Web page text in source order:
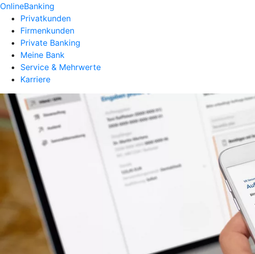
OnlineBanking
Privatkunden
Firmenkunden
Private Banking
Meine Bank
Service & Mehrwerte
Karriere